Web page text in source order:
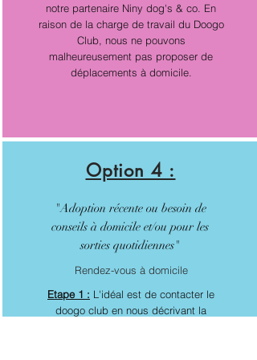
notre partenaire Niny dog's & co. En
raison de la charge de travail du Doogo
Club, nous ne pouvons
malheureusement pas proposer de
déplacements à domicile.
Option 4 :
"Adoption récente ou besoin de
conseils à domicile et/ou pour les
sorties quotidiennes"
Rendez-vous à domicile
Etape 1 : L'idéal est de contacter le
doogo club en nous décrivant la